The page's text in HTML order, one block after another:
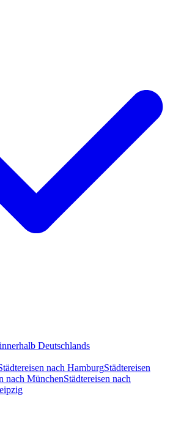
Deutschlands
nach HamburgStädtereisen
nach MünchenStädtereisen nach